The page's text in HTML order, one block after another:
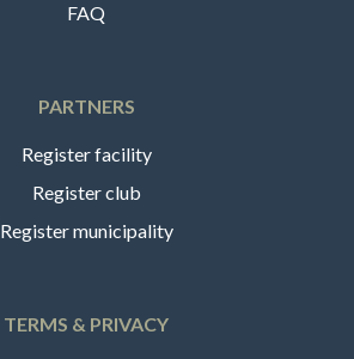
FAQ
PARTNERS
Register facility
Register club
Register municipality
TERMS & PRIVACY